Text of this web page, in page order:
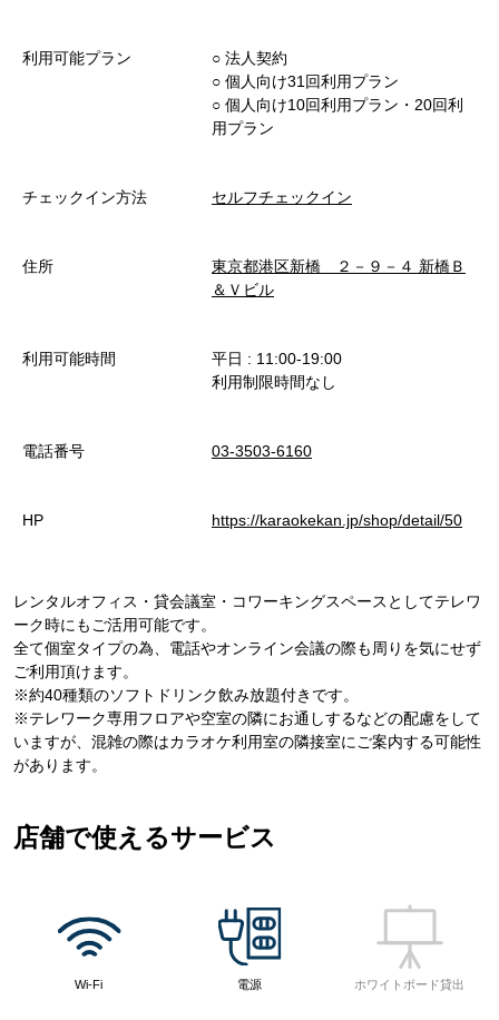
利用可能プラン
○︎ 法人契約
○︎ 個人向け31回利用プラン
○︎ 個人向け10回利用プラン・20回利
用プラン
チェックイン方法 セルフチェックイン
住所
東京都港区新橋 ２－９－４ 新橋Ｂ
＆Ｖビル
利用可能時間
平日 : 11:00-19:00
利用制限時間なし
電話番号 03-3503-6160
HP https://karaokekan.jp/shop/detail/50
レンタルオフィス・貸会議室・コワーキングスペースとしてテレワ
ーク時にもご活用可能です。
全て個室タイプの為、電話やオンライン会議の際も周りを気にせず
ご利用頂けます。
※約40種類のソフトドリンク飲み放題付きです。
※テレワーク専用フロアや空室の隣にお通しするなどの配慮をして
いますが、混雑の際はカラオケ利用室の隣接室にご案内する可能性
があります。
店舗で使えるサービス
Wi-Fi 電源 ホワイトボード貸出